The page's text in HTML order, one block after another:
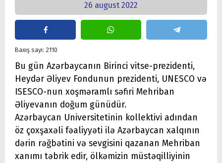
26 august 2022
Baxış sayı: 2110
Bu gün Azərbaycanın Birinci vitse-prezidenti,
Heydər Əliyev Fondunun prezidenti, UNESCO və
ISESCO-nun xoşməramlı səfiri Mehriban
Əliyevanın doğum günüdür.
Azərbaycan Universitetinin kollektivi adından
öz çoxşaxəli fəaliyyəti ilə Azərbaycan xalqının
dərin rəğbətini və sevgisini qazanan Mehriban
xanımı təbrik edir, ölkəmizin müstəqilliyinin